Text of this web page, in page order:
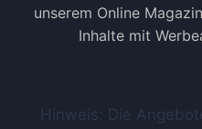
unserem Online
Inhalte mit
Hinweis: Die